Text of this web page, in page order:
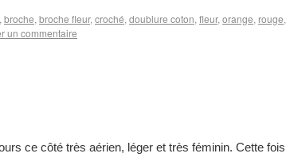
, broche, broche fleur, croché, doublure coton, fleur, orange, rouge,
un commentaire
ce côté très aérien, léger et très féminin. Cette fois